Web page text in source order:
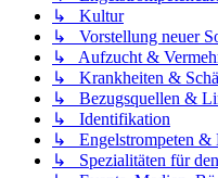
↳ Kultur
↳ Vorstellung neuer
↳ Aufzucht &
↳ Krankheiten &
↳ Bezugsquellen &
↳ Identifikation
↳ Engelstrompeten &
↳ Spezialitäten für